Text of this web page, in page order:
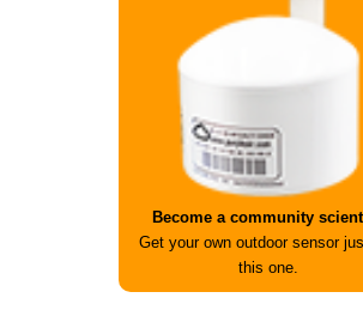
Become a community
Get your own outdoor sensor
this one.